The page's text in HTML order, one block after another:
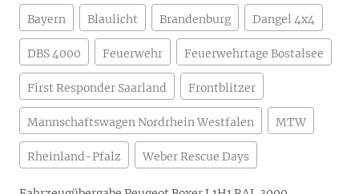
Bayern Blaulicht Brandenburg Dangel 4x4
DBS 4000 Feuerwehr Feuerwehrtage Bostalsee
First Responder Saarland Frontblitzer
Mannschaftswagen Nordrhein Westfalen MTW
Rheinland-Pfalz Weber Rescue Days